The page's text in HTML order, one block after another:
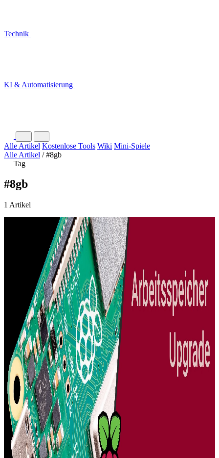
Technik
KI & Automatisierung
Alle Artikel Kostenlose Tools Wiki Mini-Spiele
Alle Artikel / #8gb
Tag
#8gb
1 Artikel